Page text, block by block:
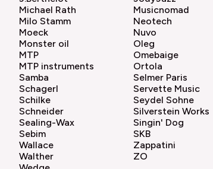
Michael Rath
Milo Stamm
Moeck
Monster oil
MTP
MTP instruments
Musicnomad
Neotech
Nuvo
Oleg
Omebaige
Ortola
Samba
Schagerl
Schilke
Schneider
Sealing-Wax
Sebim
Selmer Paris
Servette Music
Seydel Sohne
Silverstein Works
Singin' Dog
SKB
Wallace
Walther
Zappatini
ZO